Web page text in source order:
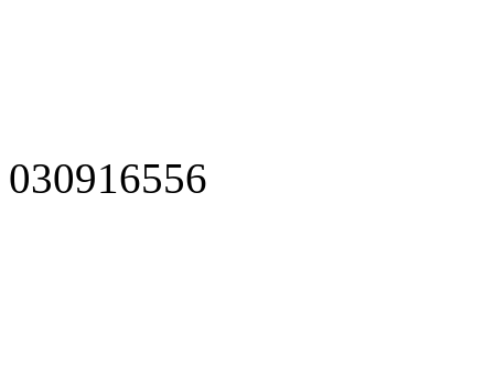
030916556